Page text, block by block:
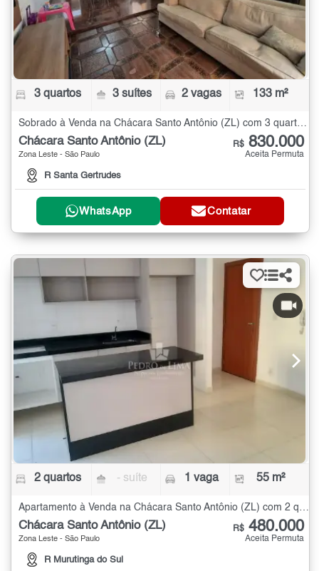
3 quartos 3 suítes 2 vagas 133 m²
Sobrado à Venda na Chácara Santo Antônio (ZL) com 3 quartos - 133 m²
Chácara Santo Antônio (ZL)
Zona Leste - São Paulo
R Santa Gertrudes
R$ 830.000
Aceita Permuta
WhatsApp Contatar
2 quartos - suíte 1 vaga 55 m²
Apartamento à Venda na Chácara Santo Antônio (ZL) com 2 quartos - 55 m²
Chácara Santo Antônio (ZL)
Zona Leste - São Paulo
R Murutinga do Sul
R$ 480.000
Aceita Permuta